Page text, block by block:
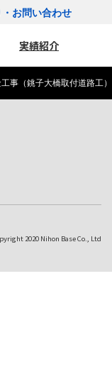
お問い合わせ
実績紹介
事（銚子大橋取付道路工）
2020 Nihon Base Co., Ltd